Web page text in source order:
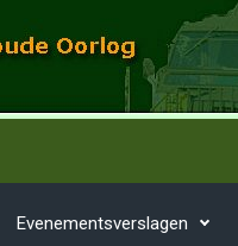
Evenementsverslagen